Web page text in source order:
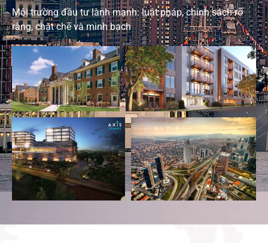
Môi trường đầu tư lành mạnh: luật pháp, chính sách rõ
ràng, chặt chẽ và minh bạch